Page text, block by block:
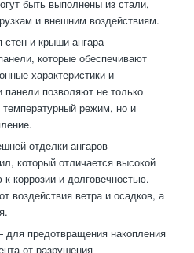
быть выполнены из стали,
и внешним воздействиям.
и крыши ангара
которые обеспечивают
характеристики и
позволяют не только
режим, но и
отделки ангаров
который отличается высокой
коррозии и долговечностью.
воздействия ветра и осадков, а
предотвращения накопления
от разрушения